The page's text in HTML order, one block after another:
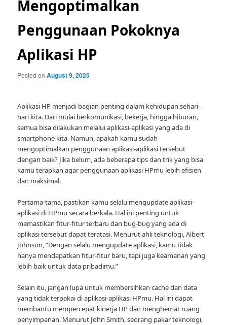
Mengoptimalkan
Penggunaan Pokoknya
Aplikasi HP
Posted onAugust 9, 2025
Aplikasi HP menjadi bagian penting dalam kehidupan sehari-
hari kita. Dari mulai berkomunikasi, bekerja, hingga hiburan,
semua bisa dilakukan melalui aplikasi-aplikasi yang ada di
smartphone kita. Namun, apakah kamu sudah
mengoptimalkan penggunaan aplikasi-aplikasi tersebut
dengan baik? Jika belum, ada beberapa tips dan trik yang bisa
kamu terapkan agar penggunaan aplikasi HPmu lebih efisien
dan maksimal.
Pertama-tama, pastikan kamu selalu mengupdate aplikasi-
aplikasi di HPmu secara berkala. Hal ini penting untuk
memastikan fitur-fitur terbaru dan bug-bug yang ada di
aplikasi tersebut dapat teratasi. Menurut ahli teknologi, Albert
Johnson, “Dengan selalu mengupdate aplikasi, kamu tidak
hanya mendapatkan fitur-fitur baru, tapi juga keamanan yang
lebih baik untuk data pribadimu.”
Selain itu, jangan lupa untuk membersihkan cache dan data
yang tidak terpakai di aplikasi-aplikasi HPmu. Hal ini dapat
membantu mempercepat kinerja HP dan menghemat ruang
penyimpanan. Menurut John Smith, seorang pakar teknologi,